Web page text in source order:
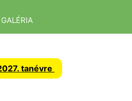
GALÉRIA
tanévre